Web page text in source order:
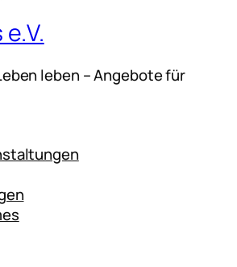
leben – Angebote für